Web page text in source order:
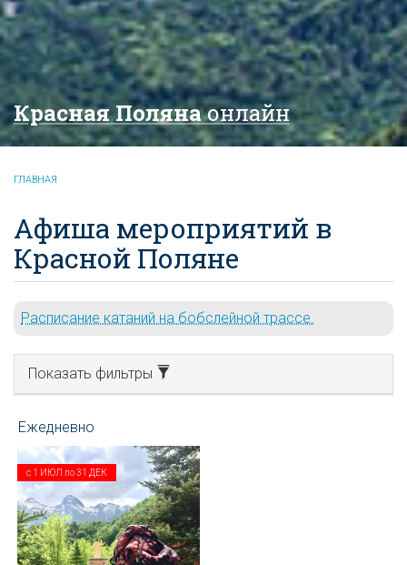
Красная Полянаонлайн
ГЛАВНАЯ
Афиша мероприятий в
Красной Поляне
Расписание катаний на бобслейной трассе.
Показать фильтры
с 1 ИЮЛ по31 ДЕК